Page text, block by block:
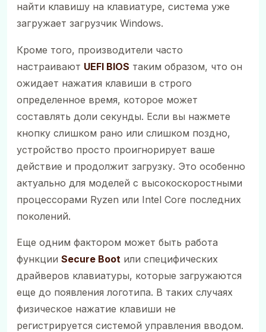
найти клавишу на клавиатуре, система уже
загружает загрузчик Windows.
Кроме того, производители часто
настраивают UEFI BIOS таким образом, что он
ожидает нажатия клавиши в строго
определенное время, которое может
составлять доли секунды. Если вы нажмете
кнопку слишком рано или слишком поздно,
устройство просто проигнорирует ваше
действие и продолжит загрузку. Это особенно
актуально для моделей с высокоскоростными
процессорами Ryzen или Intel Core последних
поколений.
Еще одним фактором может быть работа
функции Secure Boot или специфических
драйверов клавиатуры, которые загружаются
еще до появления логотипа. В таких случаях
физическое нажатие клавиши не
регистрируется системой управления вводом.